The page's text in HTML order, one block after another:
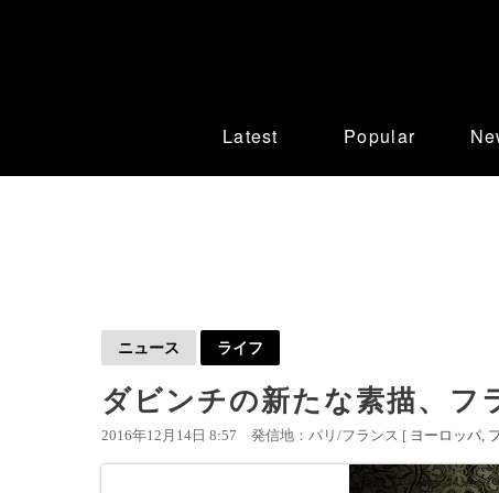
Latest Popular
ニュース ライフ
ダビンチの新たな素描、フ
2016年12月14日 8:57 発信地：パリ/フランス [ ヨーロッパ